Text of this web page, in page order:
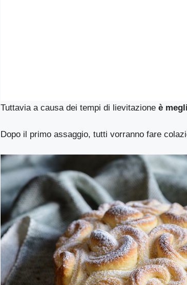
Tuttavia a causa dei tempi di lievitazioneè
Dopo il primo assaggio, tutti vorranno fare